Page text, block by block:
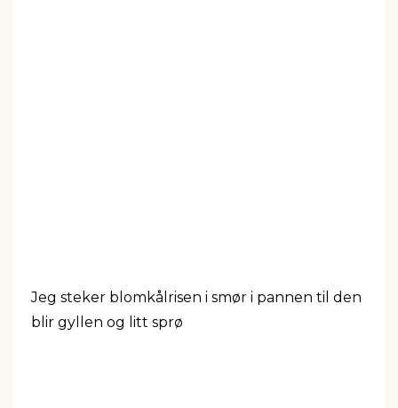
Jeg steker blomkålrisen i smør i pannen til den
blir gyllen og litt sprø